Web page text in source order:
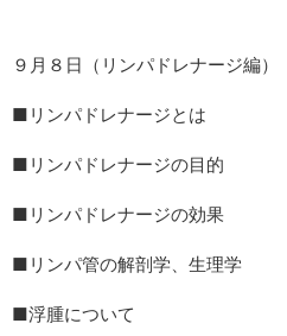
９月８日（リンパドレナージ編）
■リンパドレナージとは
■リンパドレナージの目的
■リンパドレナージの効果
■リンパ管の解剖学、生理学
■浮腫について